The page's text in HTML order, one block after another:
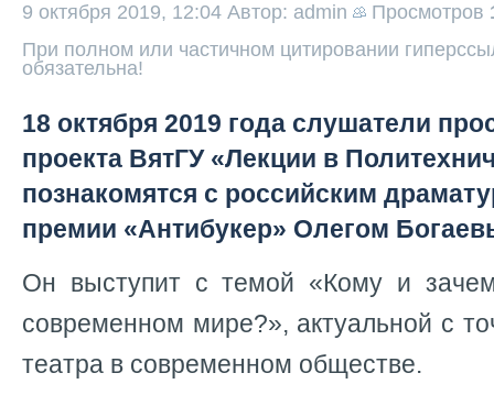
9 октября 2019, 12:04 Автор: admin Просмотров
При полном или частичном цитировании
обязательна!
18 октября 2019 года слушатели
проекта ВятГУ «Лекции в
познакомятся с российским
премии «Антибукер» Олегом
Он выступит с темой «Кому и
современном мире?», актуальной с
театра в современном обществе.